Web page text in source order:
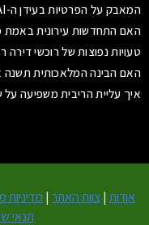
המאבק על הפרטיות בעידן ה-AI והמידע הדיגיטלי
האם התחדשות עירונית באמת
טעויות נפוצות של רוכשי דירה
האם הבינה המלאכותית
איך עליית הריבית משפיעה על
אודות |צוות האתר |
תנאי